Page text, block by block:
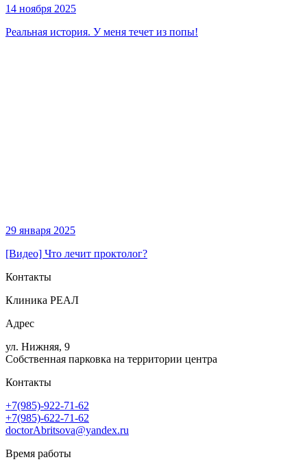
14 ноября 2025
Реальная история. У меня течет из попы!
29 января 2025
[Видео] Что лечит проктолог?
Контакты
Клиника РЕАЛ
Адрес
ул. Нижняя, 9
Собственная парковка на территории центра
Контакты
+7(985)-922-71-62
+7(985)-622-71-62
doctorAbritsova@yandex.ru
Время работы